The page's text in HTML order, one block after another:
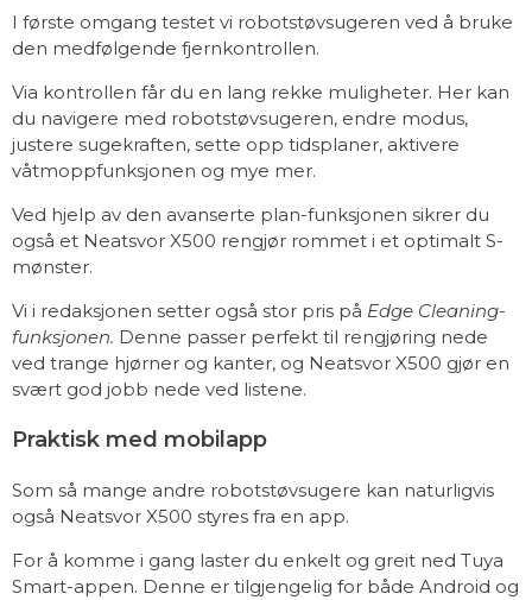
I første omgang testet vi robotstøvsugeren ved å bruke
den medfølgende fjernkontrollen.
Via kontrollen får du en lang rekke muligheter. Her kan
du navigere med robotstøvsugeren, endre modus,
justere sugekraften, sette opp tidsplaner, aktivere
våtmoppfunksjonen og mye mer.
Ved hjelp av den avanserte plan-funksjonen sikrer du
også et Neatsvor X500 rengjør rommet i et optimalt S-
mønster.
Vi i redaksjonen setter også stor pris på Edge Cleaning-
funksjonen. Denne passer perfekt til rengjøring nede
ved trange hjørner og kanter, og Neatsvor X500 gjør en
svært god jobb nede ved listene.
Praktisk med mobilapp
Som så mange andre robotstøvsugere kan naturligvis
også Neatsvor X500 styres fra en app.
For å komme i gang laster du enkelt og greit ned Tuya
Smart-appen. Denne er tilgjengelig for både Android og